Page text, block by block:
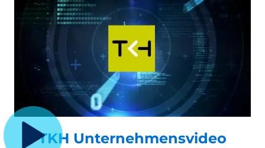
TKH Unternehmensvideo